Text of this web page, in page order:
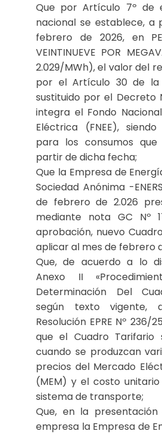
Que por Artículo 7º de
nacional se establece, a
febrero de 2026, en
VEINTINUEVE POR
2.029/MWh), el valor del
por el Artículo 30 de la
sustituido por el Decreto
integra el Fondo
Eléctrica (FNEE),
para los consumos
partir de dicha fecha;
Que la Empresa de
Sociedad Anónima -
de febrero de 2.026
mediante nota GC Nº
aprobación, nuevo
aplicar al mes de febrero
Que, de acuerdo a lo
Anexo II
Determinación Del
según texto vigente,
Resolución EPRE Nº 236/
que el Cuadro Tarifario
cuando se produzcan
precios del Mercado
(MEM) y el costo
sistema de transporte;
Que, en la
empresa la Empresa de